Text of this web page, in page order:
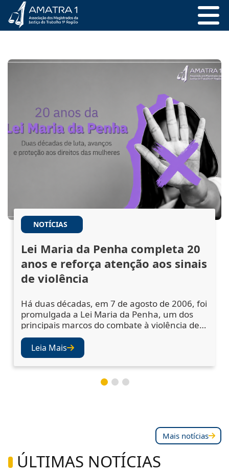
NOTÍCIAS
Lei Maria da Penha completa 20
anos e reforça atenção aos sinais
de violência
Há duas décadas, em 7 de agosto de 2006, foi
promulgada a Lei Maria da Penha, um dos
principais marcos do combate à violência de
gênero no Brasil. A legislação ampliou os
mecanismos de prevenção, acolhimento das
vítimas e punição dos agressores, mas
também abriu os olhos da sociedade e das
instituições para a importância de se atentar
aos sinais de violência. Juízes e desembargad
Leia Mais
Mais notícias
ÚLTIMAS NOTÍCIAS